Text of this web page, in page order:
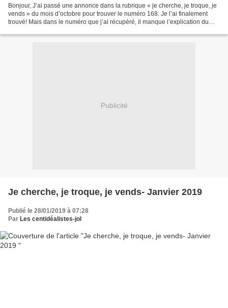
Bonjour, J’ai passé une annonce dans la rubrique « je cherche, je troque, je
vends » du mois d’octobre pour trouver le numéro 168. Je l’ai finalement
trouvé! Mais dans le numéro que j’ai récupéré, il manque l’explication du
Publicité
Je cherche, je troque, je vends- Janvier 2019
Publié le 28/01/2019 à 07:28
Par Les centidéalistes-jol